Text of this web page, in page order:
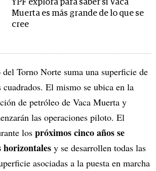
YPF explora para saber si Vaca
Muerta es más grande de lo que se
cree
Torno Norte suma una superficie de
El mismo se ubica en la
de petróleo de Vaca Muerta y
las operaciones piloto. El
los próximos cinco años se
horizontales y se desarrollen todas las
asociadas a la puesta en marcha